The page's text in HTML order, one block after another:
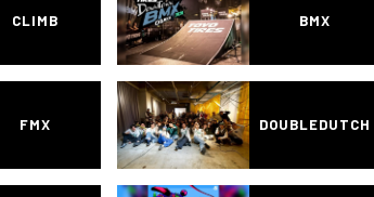
CLIMB BMX
FMX DOUBLEDUTCH